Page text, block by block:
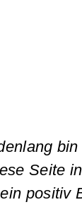
Seite